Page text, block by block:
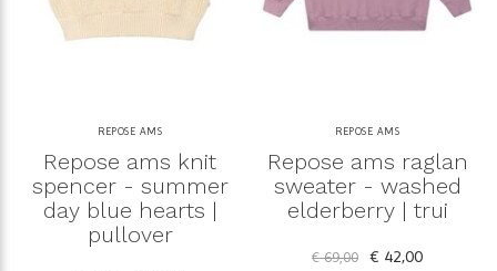
REPOSE AMS
Repose ams knit
spencer - summer
day blue hearts |
pullover
REPOSE AMS
Repose ams raglan
sweater - washed
elderberry | trui
€ 69,00 € 42,00